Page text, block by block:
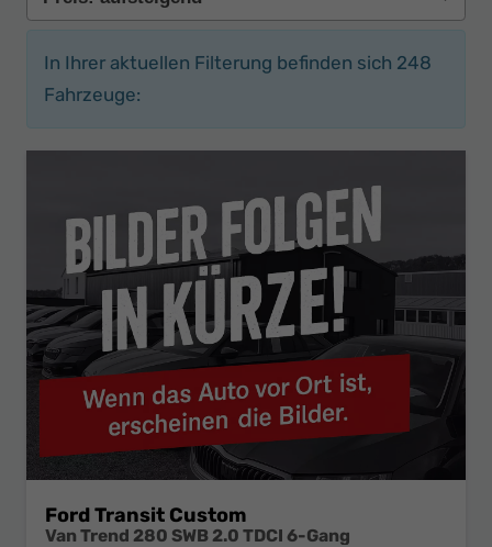
In Ihrer aktuellen Filterung befinden sich 248
Fahrzeuge:
Ford Transit Custom
Van Trend 280 SWB 2.0 TDCI 6-Gang